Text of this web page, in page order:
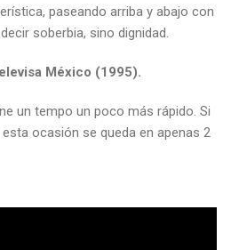
paseando arriba y abajo con
soberbia, sino dignidad.
México (1995).
un tempo un poco más rápido. Si
ocasión se queda en apenas 2